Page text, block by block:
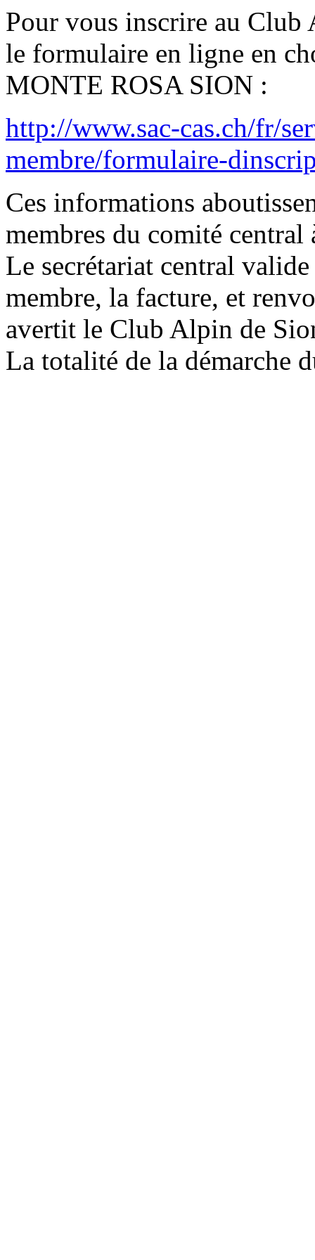
Pour vous inscrire au
le formulaire en ligne en
MONTE ROSA SION :
http://www.sac-cas.ch/fr/
membre/formulaire-
Ces informations
membres du comité central
Le secrétariat central
membre, la facture, et
avertit le Club Alpin de
La totalité de la démarche